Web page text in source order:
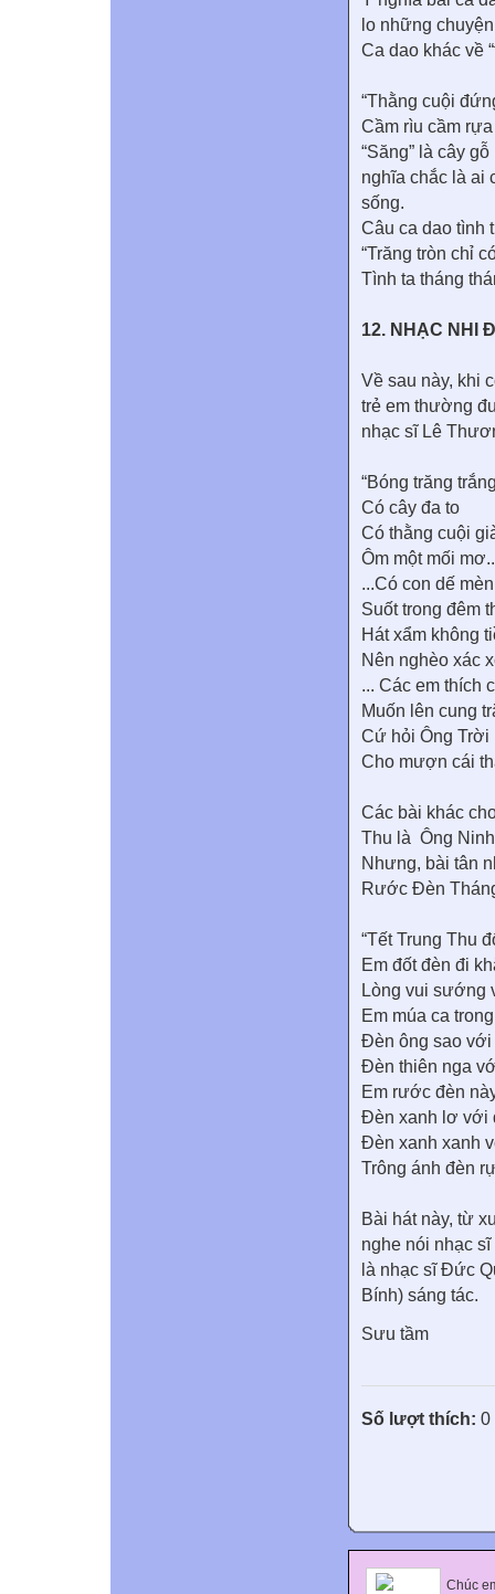
lo những
Ca dao khác về
“Thằng cuội
Cầm rìu cầm
“Săng” là cây
nghĩa chắc là ai
sống.
Câu ca dao tình
“Trăng tròn chỉ
Tình ta tháng
12. NHẠC NHI
Về sau này, khi
trẻ em thường
nhạc sĩ Lê
“Bóng trăng
Có cây đa to
Có thằng cuội
Ôm một mối
...Có con dế mèn
Suốt trong đêm
Hát xẩm không
Nên nghèo xác
... Các em thích
Muốn lên cung
Cứ hỏi Ông Trời
Cho mượn cái
Các bài khác
Thu là Ông
Nhưng, bài tân
Rước Đèn
“Tết Trung Thu
Em đốt đèn đi
Lòng vui sướng
Em múa ca
Đèn ông sao với
Đèn thiên nga
Em rước đèn
Đèn xanh lơ với
Đèn xanh xanh
Trông ánh đèn
Bài hát này, từ
nghe nói nhạc
là nhạc sĩ Đức
Bính) sáng tác.
Sưu tầm
Số lượt thích: 0
Chúc